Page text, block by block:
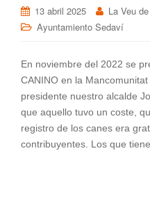
13 abril 2025 La Veu
Ayuntamiento Sedaví
En noviembre del 2022 se
CANINO en la
presidente nuestro alcalde
que aquello tuvo un coste,
registro de los canes era
contribuyentes. Los que